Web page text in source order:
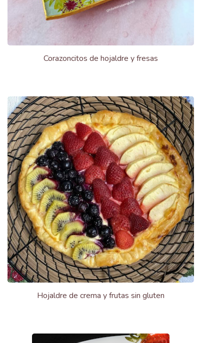
Corazoncitos de hojaldre y fresas
Hojaldre de crema y frutas sin gluten